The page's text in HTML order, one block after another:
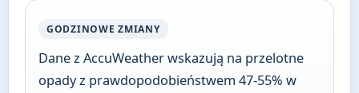
GODZINOWE ZMIANY
Dane z AccuWeather wskazują na przelotne
opady z prawdopodobieństwem 47-55% w